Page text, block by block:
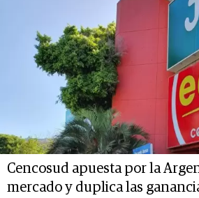
Cencosud apuesta por la
mercado y duplica las